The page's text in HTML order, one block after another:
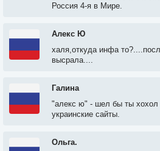
Россия 4-я в Мире.
Алекс Ю
халя,откуда инфа
высрала....
Галина
"алекс ю" - шел бы ты хохол
украинские сайты.
Ольга.